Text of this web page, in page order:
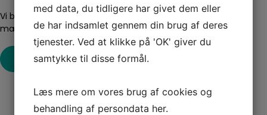
Vi byder alle velkommen til at komme forbi for at se og
mærke de kvalitetsprodukter, vi benytter os af.
Se vores udvalg
med data, du tidligere har givet dem eller
de har indsamlet gennem din brug af deres
tjenester. Ved at klikke på 'OK' giver du
samtykke til disse formål.
Læs mere om vores brug af cookies og
behandling af persondata her.